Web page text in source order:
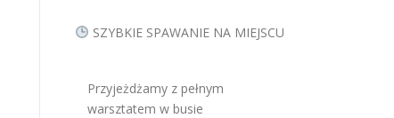
SZYBKIE SPAWANIE NA MIEJSCU
Przyjeżdżamy z pełnym
warsztatem w busie